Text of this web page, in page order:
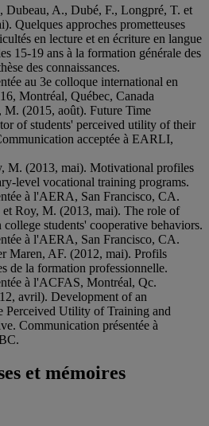
Dubeau, A., Dubé, F., Longpré, T. et
Quelques approches prometteuses
en lecture et en écriture en langue
15-19 ans à la formation générale des
des connaissances.
au 3e colloque international en
Montréal, Québec, Canada
M. (2015, août). Future Time
of students' perceived utility of their
acceptée à EARLI,
M. (2013, mai). Motivational profiles
level vocational training programs.
à l'AERA, San Francisco, CA.
Roy, M. (2013, mai). The role of
students' cooperative behaviors.
à l'AERA, San Francisco, CA.
Maren, AF. (2012, mai). Profils
de la formation professionnelle.
à l'ACFAS, Montréal, Qc.
avril). Development of an
Perceived Utility of Training and
Communication présentée à
et mémoires